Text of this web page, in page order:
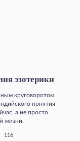
эзотерики
круговоротом,
понятия
а не просто
жизни.
116